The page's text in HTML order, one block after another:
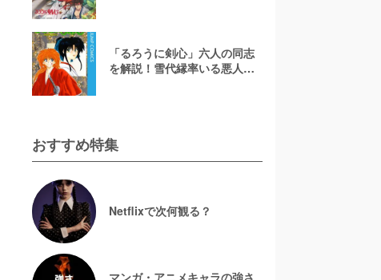
「るろうに剣心」六人の同志
を解説！雪代縁率いる悪人集
おすすめ特集
Netflixで次何観る？